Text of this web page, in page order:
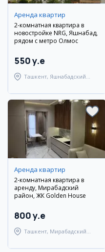
Аренда квартир
2-комнатная квартира в
новостройке NRG, Яшнабад,
рядом с метро Олмос
550 y.e
Ташкент, Яшнабадский
Аренда квартир
2-комнатная квартира в
аренду, Мирабадский
район, ЖК Golden House
800 y.e
Ташкент, Мирабадский